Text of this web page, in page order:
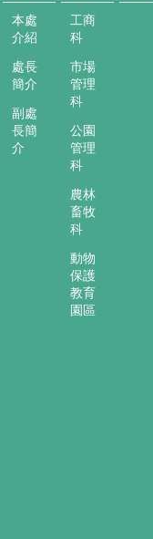
便
民
服
務
公
告
與
本處
介紹
處長
簡介
副處
長簡
介
工商
科
市場
管理
科
公園
管理
科
農林
畜牧
科
動物
保護
教育
園區